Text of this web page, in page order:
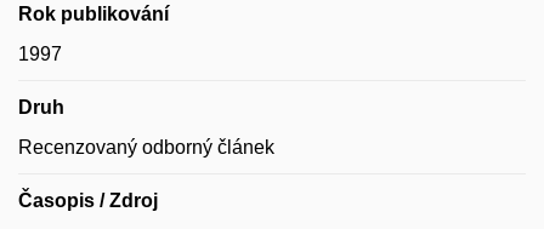
Rok publikování
1997
Druh
Recenzovaný odborný článek
Časopis / Zdroj